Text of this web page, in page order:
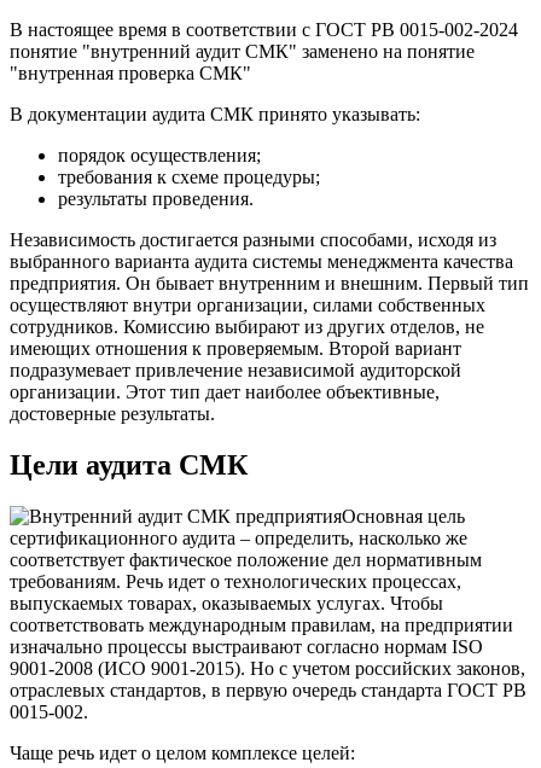
В настоящее время в соответствии с ГОСТ РВ 0015-002-2024
понятие "внутренний аудит СМК" заменено на понятие
"внутренная проверка СМК"
В документации аудита СМК принято указывать:
порядок осуществления;
требования к схеме процедуры;
результаты проведения.
Независимость достигается разными способами, исходя из
выбранного варианта аудита системы менеджмента качества
предприятия. Он бывает внутренним и внешним. Первый тип
осуществляют внутри организации, силами собственных
сотрудников. Комиссию выбирают из других отделов, не
имеющих отношения к проверяемым. Второй вариант
подразумевает привлечение независимой аудиторской
организации. Этот тип дает наиболее объективные,
достоверные результаты.
Цели аудита СМК
Основная цель
сертификационного аудита – определить, насколько же
соответствует фактическое положение дел нормативным
требованиям. Речь идет о технологических процессах,
выпускаемых товарах, оказываемых услугах. Чтобы
соответствовать международным правилам, на предприятии
изначально процессы выстраивают согласно нормам ISO
9001-2008 (ИСО 9001-2015). Но с учетом российских законов,
отраслевых стандартов, в первую очередь стандарта ГОСТ РВ
0015-002.
Чаще речь идет о целом комплексе целей: